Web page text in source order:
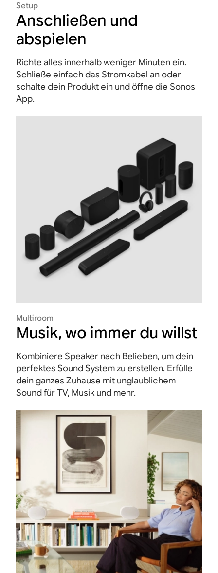
Setup
Anschließen und
abspielen
Richte alles innerhalb weniger Minuten ein.
Schließe einfach das Stromkabel an oder
schalte dein Produkt ein und öffne die Sonos
App.
Multiroom
Musik, wo immer du willst
Kombiniere Speaker nach Belieben, um dein
perfektes Sound System zu erstellen. Erfülle
dein ganzes Zuhause mit unglaublichem
Sound für TV, Musik und mehr.